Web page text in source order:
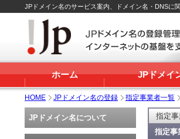
JPドメイン名のサービス案内、ドメイン名・DNSに
ホーム JPドメイ
HOME JPドメイン名の登録 指定事業者一覧
指定
指定事
JPドメイン名について